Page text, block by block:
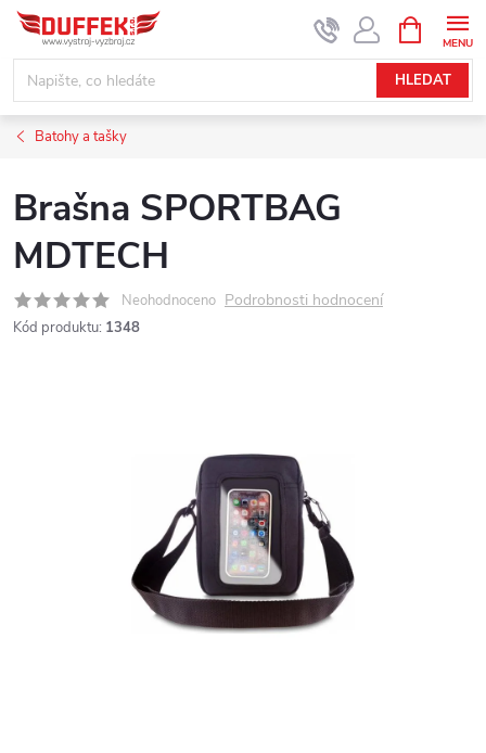
Přejít
obsah
HLEDAT
NÁKUPNÍ
KOŠÍK
Batohy a tašky
Brašna SPORTBAG
MDTECH
Neohodnoceno Podrobnosti hodnocení
Kód produktu: 1348